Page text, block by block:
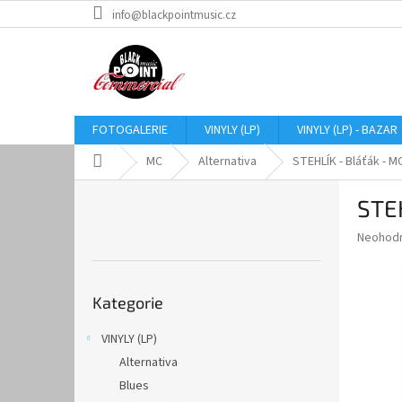
na
info@blackpointmusic.cz
FOTOGALERIE VINYLY (LP) VINYLY (LP) - BAZAR
Domů MC Alternativa STEHLÍK - Bláťák -
kategorie
Kategorie
VINYLY (LP)
Alternativa
Blues